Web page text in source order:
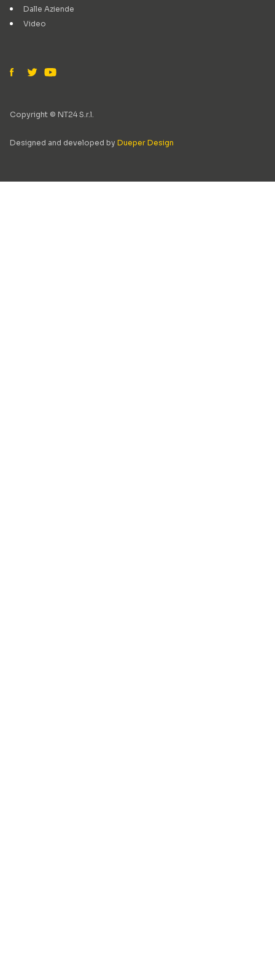
Dalle Aziende
Video
Copyright © NT24 S.r.l.
Designed and developed by Dueper Design